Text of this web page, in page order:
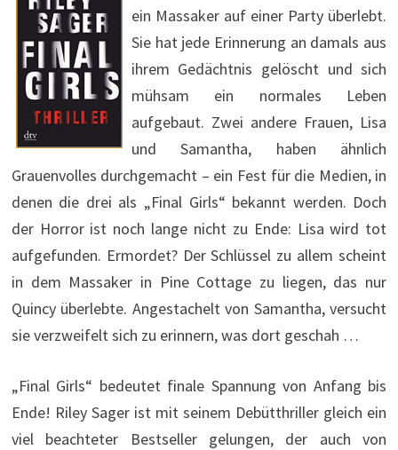
ein Massaker auf einer Party überlebt.
Sie hat jede Erinnerung an damals aus
ihrem Gedächtnis gelöscht und sich
mühsam ein normales Leben
aufgebaut. Zwei andere Frauen, Lisa
und Samantha, haben ähnlich
Grauenvolles durchgemacht – ein Fest für die Medien, in
denen die drei als „Final Girls“ bekannt werden. Doch
der Horror ist noch lange nicht zu Ende: Lisa wird tot
aufgefunden. Ermordet? Der Schlüssel zu allem scheint
in dem Massaker in Pine Cottage zu liegen, das nur
Quincy überlebte. Angestachelt von Samantha, versucht
sie verzweifelt sich zu erinnern, was dort geschah …
„Final Girls“ bedeutet finale Spannung von Anfang bis
Ende! Riley Sager ist mit seinem Debütthriller gleich ein
viel beachteter Bestseller gelungen, der auch von